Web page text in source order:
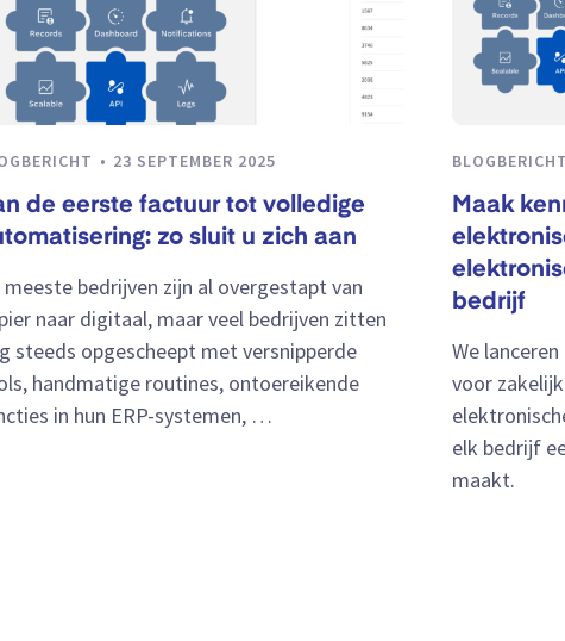
23 SEPTEMBER 2025
de eerste factuur tot volledige
zo sluit u zich aan
meeste bedrijven zijn al overgestapt van
naar digitaal, maar veel bedrijven zitten
steeds opgescheept met versnipperde
handmatige routines, ontoereikende
in hun ERP-systemen, …
BLOGBERICHT
Maak
bedrijf
We
voor
elk bedrijf
maakt.